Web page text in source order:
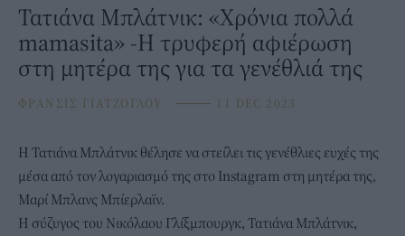
Τατιάνα Μπλάτνικ: «Χρόνια πολλά
mamasita» -Η τρυφερή αφιέρωση
στη μητέρα της για τα γενέθλιά της
ΦΡΑΝΣΙΣ ΓΙΑΤΖΟΓΛΟΥ ⸻ 11 DEC 2023
Η Τατιάνα Μπλάτνικ θέλησε να στείλει τις γενέθλιες ευχές της
μέσα από τον λογαριασμό της στο Instagram στη μητέρα της,
Μαρί Μπλανς Μπίερλαϊν.
Η σύζυγος του Νικόλαου Γλίξμπουργκ, Τατιάνα Μπλάτνικ,